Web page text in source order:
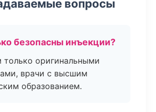
вопросы
безопасны инъекции?
только оригинальными
врачи с высшим
образованием.